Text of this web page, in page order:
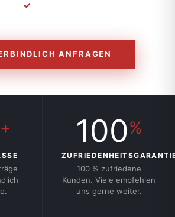
ANFRAGEN
+ 100%
100 % zufriedene
Kunden. Viele empfehlen
uns gerne weiter.